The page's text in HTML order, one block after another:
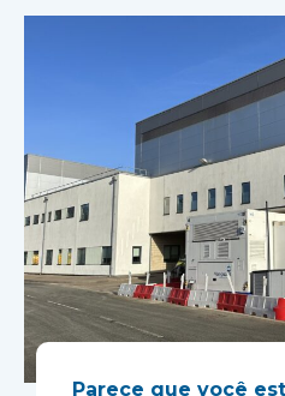
Parece que você